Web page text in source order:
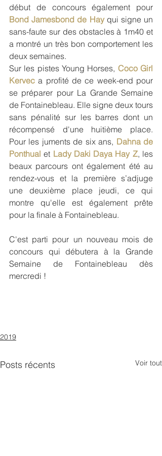
Bond Jamesbond de Hay qui signe un
sans-faute sur des obstacles à 1m40 et
a montré un très bon comportement les
deux semaines.
Sur les pistes Young Horses, Coco Girl
Kervec a profité de ce week-end pour
se préparer pour La Grande Semaine
de Fontainebleau. Elle signe deux tours
sans pénalité sur les barres dont un
récompensé d'une huitième place.
Pour les juments de six ans, Dahna de
Ponthual et Lady Daki Daya Hay Z, les
beaux parcours ont également été au
rendez-vous et la première s’adjuge
une deuxième place jeudi, ce qui
montre qu'elle est également prête
pour la finale à Fontainebleau.
C'est parti pour un nouveau mois de
concours qui débutera à la Grande
Semaine de Fontainebleau dès
mercredi !
2019
Posts récents Voir tout